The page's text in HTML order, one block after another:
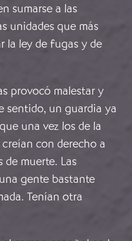
sumarse a las
unidades que más
la ley de fugas y de
provocó malestar y
sentido, un guardia ya
una vez los de la
con derecho a
de muerte. Las
gente bastante
Tenían otra